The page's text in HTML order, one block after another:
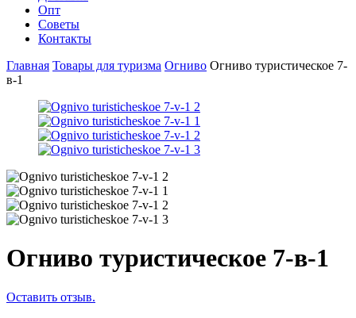
Опт
Советы
Контакты
Главная Товары для туризма Огниво Огниво туристическое 7-
в-1
Огниво туристическое 7-в-1
Оставить отзыв.